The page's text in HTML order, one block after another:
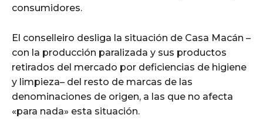
consumidores.
El conselleiro desliga la situación de Casa Macán –
con la producción paralizada y sus productos
retirados del mercado por deficiencias de higiene
y limpieza– del resto de marcas de las
denominaciones de origen, a las que no afecta
«para nada» esta situación.